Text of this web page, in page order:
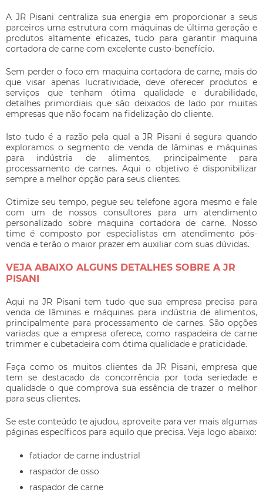
A JR Pisani centraliza sua energia em proporcionar a seus
parceiros uma estrutura com máquinas de última geração e
produtos altamente eficazes, tudo para garantir maquina
cortadora de carne com excelente custo-benefício.
Sem perder o foco em maquina cortadora de carne, mais do
que visar apenas lucratividade, deve oferecer produtos e
serviços que tenham ótima qualidade e durabilidade,
detalhes primordiais que são deixados de lado por muitas
empresas que não focam na fidelização do cliente.
Isto tudo é a razão pela qual a JR Pisani é segura quando
exploramos o segmento de venda de lâminas e máquinas
para indústria de alimentos, principalmente para
processamento de carnes. Aqui o objetivo é disponibilizar
sempre a melhor opção para seus clientes.
Otimize seu tempo, pegue seu telefone agora mesmo e fale
com um de nossos consultores para um atendimento
personalizado sobre maquina cortadora de carne. Nosso
time é composto por especialistas em atendimento pós-
venda e terão o maior prazer em auxiliar com suas dúvidas.
VEJA ABAIXO ALGUNS DETALHES SOBRE A JR
PISANI
Aqui na JR Pisani tem tudo que sua empresa precisa para
venda de lâminas e máquinas para indústria de alimentos,
principalmente para processamento de carnes. São opções
variadas que a empresa oferece, como raspadeira de carne
trimmer e cubetadeira com ótima qualidade e praticidade.
Faça como os muitos clientes da JR Pisani, empresa que
tem se destacado da concorrência por toda seriedade e
qualidade o que comprova sua essência de trazer o melhor
para seus clientes.
Se este conteúdo te ajudou, aproveite para ver mais algumas
páginas específicos para aquilo que precisa. Veja logo abaixo:
fatiador de carne industrial
raspador de osso
raspador de carne